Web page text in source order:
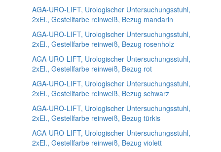
AGA-URO-LIFT, Urologischer Untersuchungsstuhl,
2xEl., Gestellfarbe reinweiß, Bezug mandarin
AGA-URO-LIFT, Urologischer Untersuchungsstuhl,
2xEl., Gestellfarbe reinweiß, Bezug rosenholz
AGA-URO-LIFT, Urologischer Untersuchungsstuhl,
2xEl., Gestellfarbe reinweiß, Bezug rot
AGA-URO-LIFT, Urologischer Untersuchungsstuhl,
2xEl., Gestellfarbe reinweiß, Bezug schwarz
AGA-URO-LIFT, Urologischer Untersuchungsstuhl,
2xEl., Gestellfarbe reinweiß, Bezug türkis
AGA-URO-LIFT, Urologischer Untersuchungsstuhl,
2xEl., Gestellfarbe reinweiß, Bezug violett